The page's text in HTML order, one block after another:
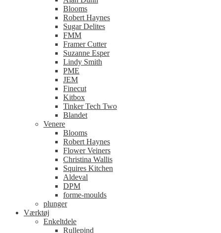
Blooms
Robert Haynes
Sugar Delites
FMM
Framer Cutter
Suzanne Esper
Lindy Smith
PME
JEM
Finecut
Kitbox
Tinker Tech Two
Blandet
Venere
Blooms
Robert Haynes
Flower Veiners
Christina Wallis
Squires Kitchen
Aldeval
DPM
forme-moulds
plunger
Værktøj
Enkeltdele
Rullepind